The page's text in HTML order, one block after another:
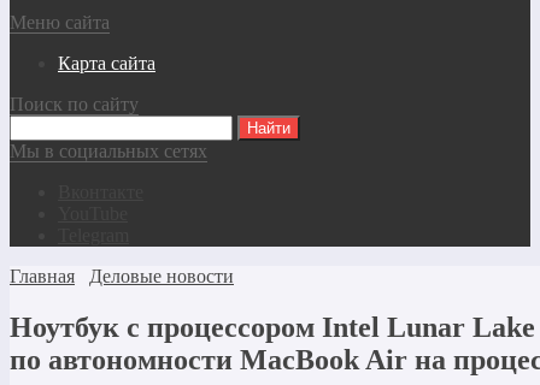
Меню сайта
Карта сайта
Поиск по сайту
Мы в социальных сетях
Главная
Деловые новости
Ноутбук с процессором Intel Lunar
по автономности MacBook Air на